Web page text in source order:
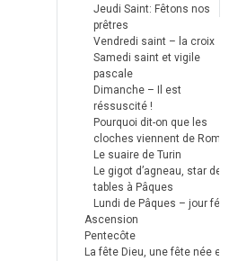
Jeudi Saint: Fêtons nos
prêtres
Vendredi saint – la croix
Samedi saint et vigile
pascale
Dimanche – Il est
réssuscité !
Pourquoi dit-on que les
cloches viennent de Rome ?
Le suaire de Turin
Le gigot d’agneau, star des
tables à Pâques
Lundi de Pâques – jour férié
Ascension
Pentecôte
La fête Dieu, une fête née en